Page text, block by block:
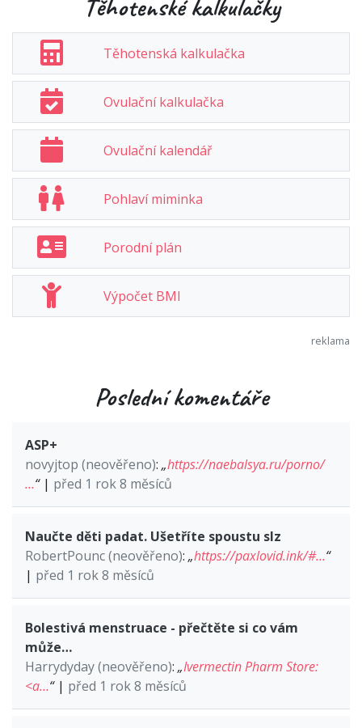
Těhotenské kalkulačky
Těhotenská kalkulačka
Ovulační kalkulačka
Ovulační kalendář
Pohlaví miminka
Porodní plán
Výpočet BMI
Poslední komentáře
ASP+
novyjtop (neověřeno): „https://naebalsya.ru/porno/
…“| před 1 rok 8 měsíců
Naučte děti padat. Ušetříte spoustu slz
RobertPounc (neověřeno): „https://paxlovid.ink/#…“
| před 1 rok 8 měsíců
Bolestivá menstruace - přečtěte si co vám
může…
Harrydyday (neověřeno): „Ivermectin Pharm Store:
<a…“| před 1 rok 8 měsíců